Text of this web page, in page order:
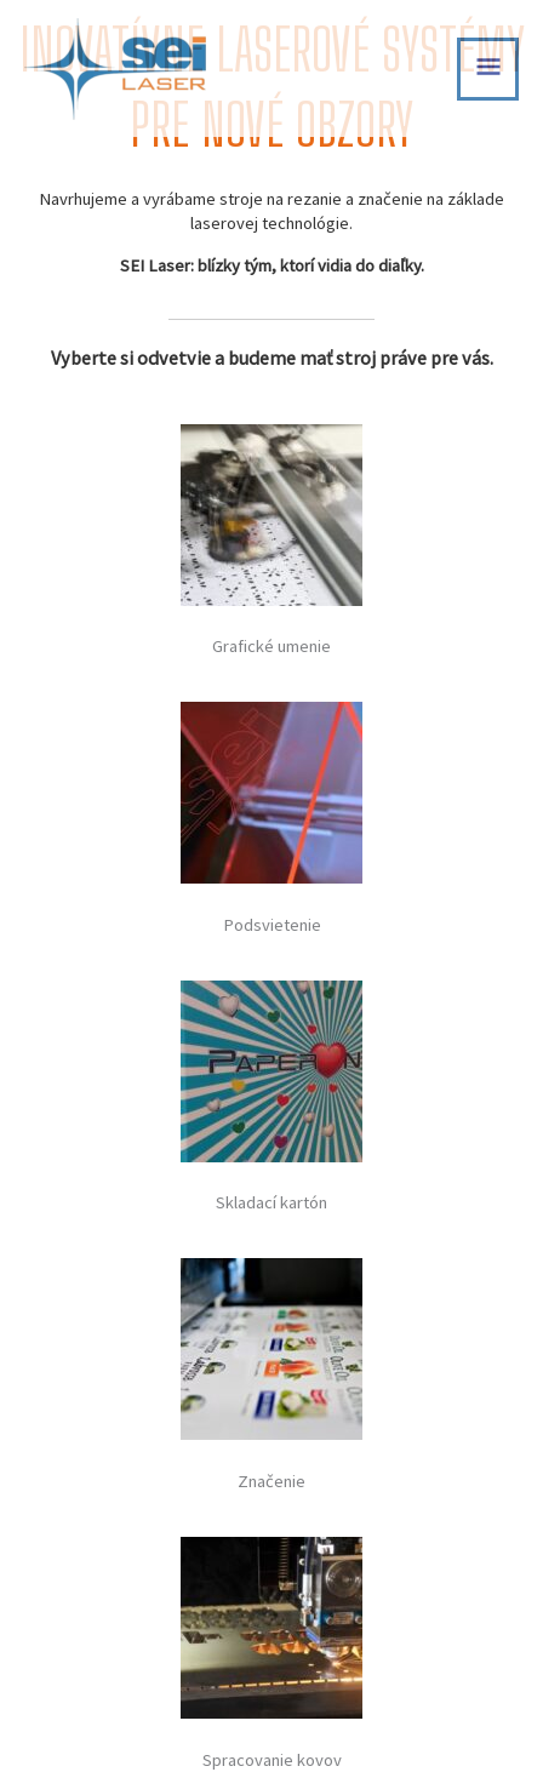
content
INOVATÍVNE LASEROVÉ SYSTÉMY
PRE NOVÉ OBZORY
Navrhujeme a vyrábame stroje na rezanie a značenie na základe
laserovej technológie.
SEI Laser: blízky tým, ktorí vidia do diaľky.
Vyberte si odvetvie a budeme mať stroj práve pre vás.
Grafické umenie
Podsvietenie
Skladací kartón
Značenie
Spracovanie kovov